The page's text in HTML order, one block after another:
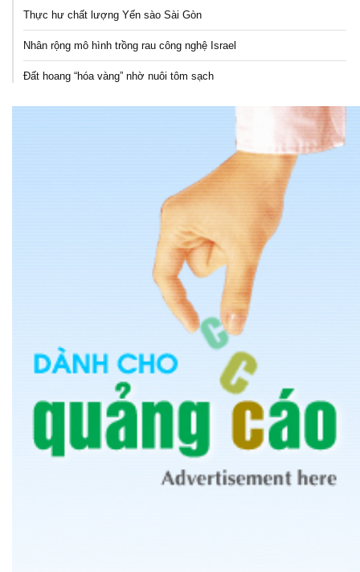
Thực hư chất lượng Yến sào Sài Gòn
Nhân rộng mô hình trồng rau công nghệ Israel
Đất hoang “hóa vàng” nhờ nuôi tôm sạch